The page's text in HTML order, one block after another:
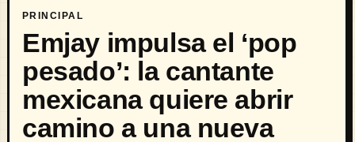
PRINCIPAL
Emjay impulsa el ‘pop
pesado’: la cantante
mexicana quiere abrir
camino a una nueva